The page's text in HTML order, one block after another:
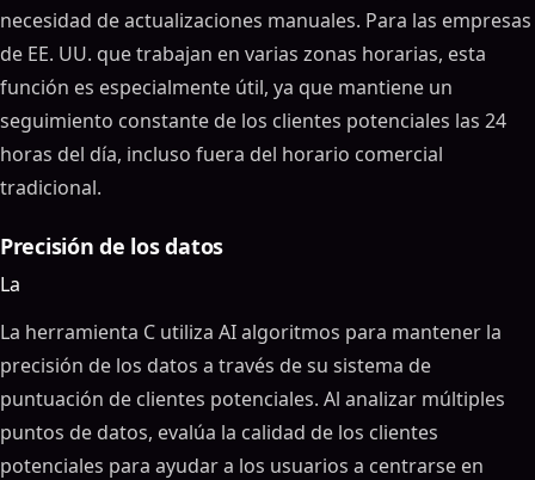
necesidad de actualizaciones manuales. Para las empresas
de EE. UU. que trabajan en varias zonas horarias, esta
función es especialmente útil, ya que mantiene un
seguimiento constante de los clientes potenciales las 24
horas del día, incluso fuera del horario comercial
tradicional.
Precisión de los datos
La
La herramienta C utiliza AI algoritmos para mantener la
precisión de los datos a través de su sistema de
puntuación de clientes potenciales. Al analizar múltiples
puntos de datos, evalúa la calidad de los clientes
potenciales para ayudar a los usuarios a centrarse en